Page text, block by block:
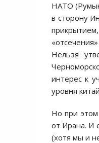
НАТО
в сторону
Нельзя
интерес к
уровня
Но при этом
от Ирана. И
(хотя мы и